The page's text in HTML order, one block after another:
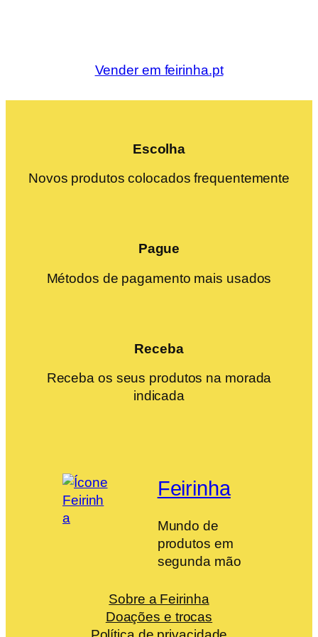
Vender em feirinha.pt
Escolha
Novos produtos colocados frequentemente
Pague
Métodos de pagamento mais usados
Receba
Receba os seus produtos na morada
indicada
Feirinha
Mundo de
produtos em
segunda mão
Sobre a Feirinha
Doações e trocas